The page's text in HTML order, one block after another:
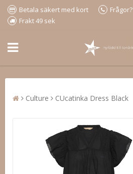
Betala säkert med kort
Frakt 49 sek
Culture CUcatinka Dress Black